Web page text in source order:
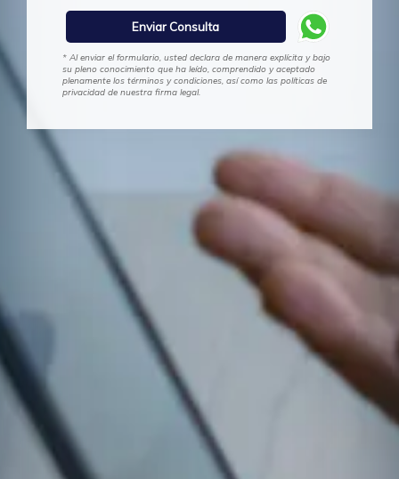
* Al enviar el formulario, usted declara de manera explícita y bajo
su pleno conocimiento que ha leído, comprendido y aceptado
plenamente los términos y condiciones, así como las políticas de
privacidad de nuestra firma legal.